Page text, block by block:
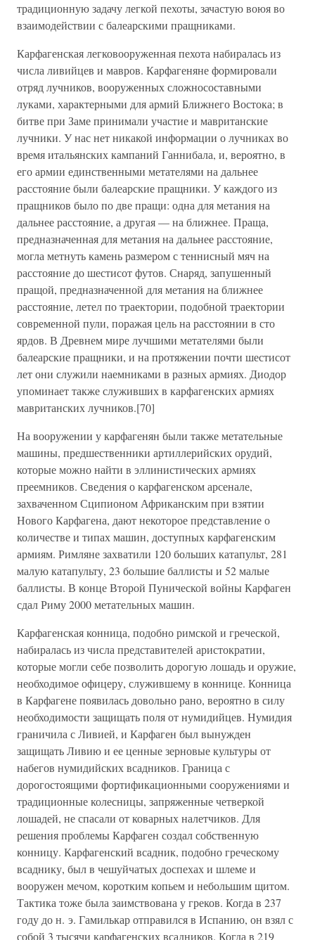
традиционную задачу легкой пехоты, зачастую воюя во
взаимодействии с балеарскими пращниками.
Карфагенская легковооруженная пехота набиралась из
числа ливийцев и мавров. Карфагеняне формировали
отряд лучников, вооруженных сложносоставными
луками, характерными для армий Ближнего Востока; в
битве при Заме принимали участие и мавританские
лучники. У нас нет никакой информации о лучниках во
время итальянских кампаний Ганнибала, и, вероятно, в
его армии единственными метателями на дальнее
расстояние были балеарские пращники. У каждого из
пращников было по две пращи: одна для метания на
дальнее расстояние, а другая — на ближнее. Праща,
предназначенная для метания на дальнее расстояние,
могла метнуть камень размером с теннисный мяч на
расстояние до шестисот футов. Снаряд, запушенный
пращой, предназначенной для метания на ближнее
расстояние, летел по траектории, подобной траектории
современной пули, поражая цель на расстоянии в сто
ярдов. В Древнем мире лучшими метателями были
балеарские пращники, и на протяжении почти шестисот
лет они служили наемниками в разных армиях. Диодор
упоминает также служивших в карфагенских армиях
мавританских лучников.[70]
На вооружении у карфагенян были также метательные
машины, предшественники артиллерийских орудий,
которые можно найти в эллинистических армиях
преемников. Сведения о карфагенском арсенале,
захваченном Сципионом Африканским при взятии
Нового Карфагена, дают некоторое представление о
количестве и типах машин, доступных карфагенским
армиям. Римляне захватили 120 больших катапульт, 281
малую катапульту, 23 большие баллисты и 52 малые
баллисты. В конце Второй Пунической войны Карфаген
сдал Риму 2000 метательных машин.
Карфагенская конница, подобно римской и греческой,
набиралась из числа представителей аристократии,
которые могли себе позволить дорогую лошадь и оружие,
необходимое офицеру, служившему в коннице. Конница
в Карфагене появилась довольно рано, вероятно в силу
необходимости защищать поля от нумидийцев. Нумидия
граничила с Ливией, и Карфаген был вынужден
защищать Ливию и ее ценные зерновые культуры от
набегов нумидийских всадников. Граница с
дорогостоящими фортификационными сооружениями и
традиционные колесницы, запряженные четверкой
лошадей, не спасали от коварных налетчиков. Для
решения проблемы Карфаген создал собственную
конницу. Карфагенский всадник, подобно греческому
всаднику, был в чешуйчатых доспехах и шлеме и
вооружен мечом, коротким копьем и небольшим щитом.
Тактика тоже была заимствована у греков. Когда в 237
году до н. э. Гамилькар отправился в Испанию, он взял с
собой 3 тысячи карфагенских всадников. Когда в 219